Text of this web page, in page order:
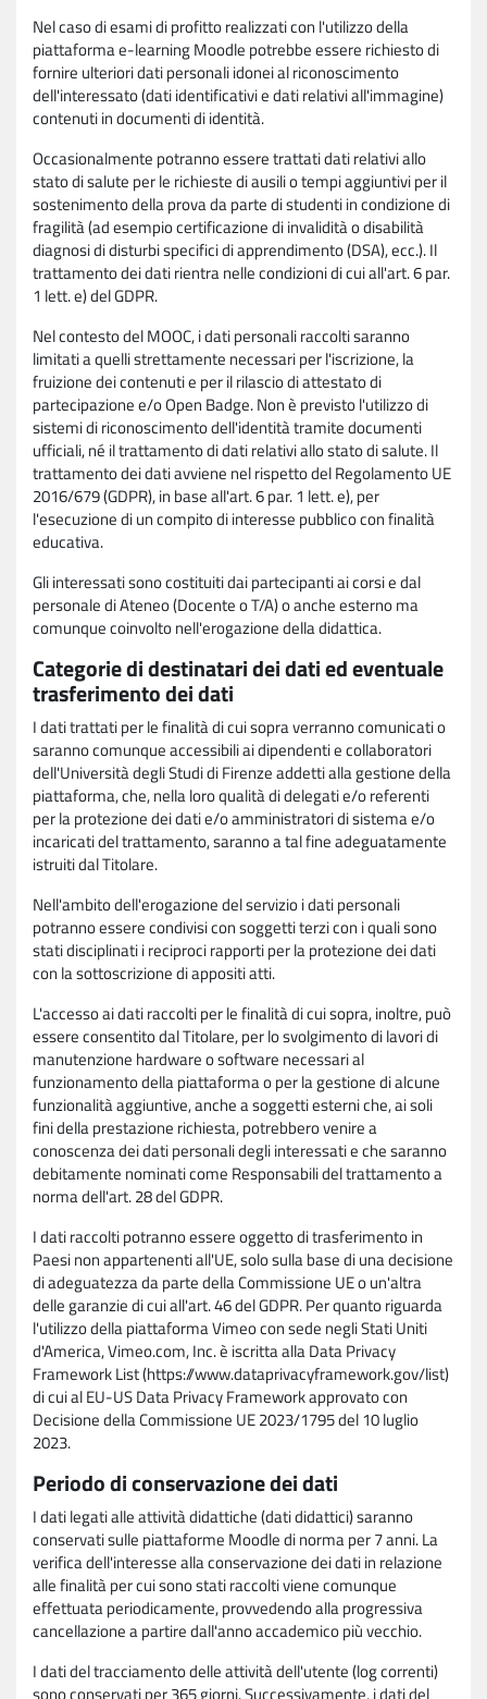
Nel caso di esami di profitto realizzati con l'utilizzo della
piattaforma e-learning Moodle potrebbe essere richiesto di
fornire ulteriori dati personali idonei al riconoscimento
dell'interessato (dati identificativi e dati relativi all'immagine)
contenuti in documenti di identità.
Occasionalmente potranno essere trattati dati relativi allo
stato di salute per le richieste di ausili o tempi aggiuntivi per il
sostenimento della prova da parte di studenti in condizione di
fragilità (ad esempio certificazione di invalidità o disabilità
diagnosi di disturbi specifici di apprendimento (DSA), ecc.). Il
trattamento dei dati rientra nelle condizioni di cui all'art. 6 par.
1 lett. e) del GDPR.
Nel contesto del MOOC, i dati personali raccolti saranno
limitati a quelli strettamente necessari per l'iscrizione, la
fruizione dei contenuti e per il rilascio di attestato di
partecipazione e/o Open Badge. Non è previsto l'utilizzo di
sistemi di riconoscimento dell'identità tramite documenti
ufficiali, né il trattamento di dati relativi allo stato di salute. Il
trattamento dei dati avviene nel rispetto del Regolamento UE
2016/679 (GDPR), in base all'art. 6 par. 1 lett. e), per
l'esecuzione di un compito di interesse pubblico con finalità
educativa.
Gli interessati sono costituiti dai partecipanti ai corsi e dal
personale di Ateneo (Docente o T/A) o anche esterno ma
comunque coinvolto nell'erogazione della didattica.
Categorie di destinatari dei dati ed eventuale
trasferimento dei dati
I dati trattati per le finalità di cui sopra verranno comunicati o
saranno comunque accessibili ai dipendenti e collaboratori
dell'Università degli Studi di Firenze addetti alla gestione della
piattaforma, che, nella loro qualità di delegati e/o referenti
per la protezione dei dati e/o amministratori di sistema e/o
incaricati del trattamento, saranno a tal fine adeguatamente
istruiti dal Titolare.
Nell'ambito dell'erogazione del servizio i dati personali
potranno essere condivisi con soggetti terzi con i quali sono
stati disciplinati i reciproci rapporti per la protezione dei dati
con la sottoscrizione di appositi atti.
L'accesso ai dati raccolti per le finalità di cui sopra, inoltre, può
essere consentito dal Titolare, per lo svolgimento di lavori di
manutenzione hardware o software necessari al
funzionamento della piattaforma o per la gestione di alcune
funzionalità aggiuntive, anche a soggetti esterni che, ai soli
fini della prestazione richiesta, potrebbero venire a
conoscenza dei dati personali degli interessati e che saranno
debitamente nominati come Responsabili del trattamento a
norma dell'art. 28 del GDPR.
I dati raccolti potranno essere oggetto di trasferimento in
Paesi non appartenenti all'UE, solo sulla base di una decisione
di adeguatezza da parte della Commissione UE o un'altra
delle garanzie di cui all'art. 46 del GDPR. Per quanto riguarda
l'utilizzo della piattaforma Vimeo con sede negli Stati Uniti
d'America, Vimeo.com, Inc. è iscritta alla Data Privacy
Framework List (https://www.dataprivacyframework.gov/list)
di cui al EU-US Data Privacy Framework approvato con
Decisione della Commissione UE 2023/1795 del 10 luglio
2023.
Periodo di conservazione dei dati
I dati legati alle attività didattiche (dati didattici) saranno
conservati sulle piattaforme Moodle di norma per 7 anni. La
verifica dell'interesse alla conservazione dei dati in relazione
alle finalità per cui sono stati raccolti viene comunque
effettuata periodicamente, provvedendo alla progressiva
cancellazione a partire dall'anno accademico più vecchio.
I dati del tracciamento delle attività dell'utente (log correnti)
sono conservati per 365 giorni. Successivamente, i dati del